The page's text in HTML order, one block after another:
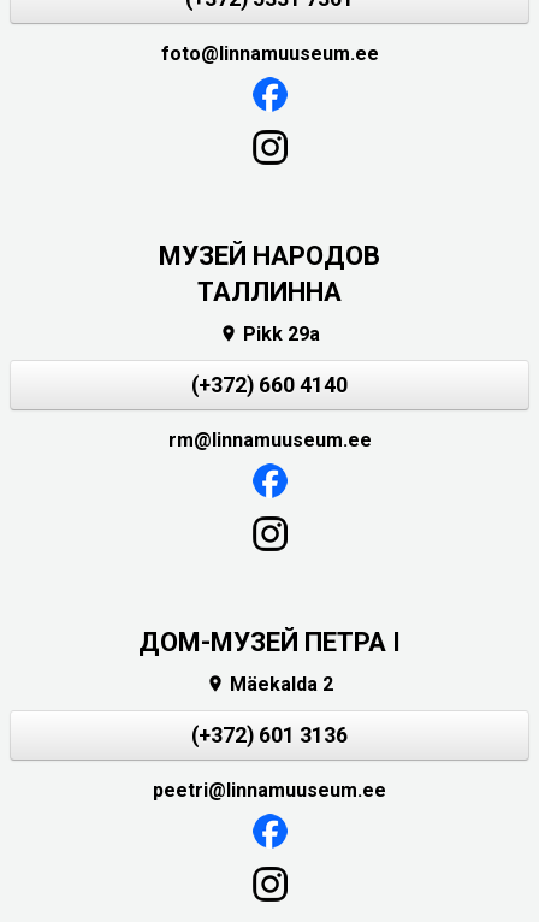
foto@linnamuuseum.ee
MУЗЕЙ НАРОДОВ
ТАЛЛИННА
 Pikk 29a
(+372) 660 4140
rm@linnamuuseum.ee
ДОМ-МУЗЕЙ ПЕТРА I
 Mäekalda 2
(+372) 601 3136
peetri@linnamuuseum.ee